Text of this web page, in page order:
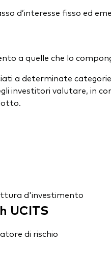
d’interesse fisso ed
a quelle che lo
a determinate
investitori valutare, in
d'investimento
UCITS
di rischio